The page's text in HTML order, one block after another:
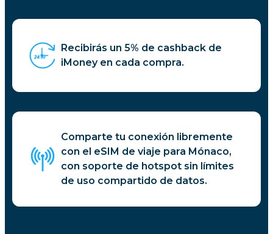
Recibirás un 5% de cashback de
iMoney en cada compra.
Comparte tu conexión libremente
con el eSIM de viaje para Mónaco,
con soporte de hotspot sin límites
de uso compartido de datos.